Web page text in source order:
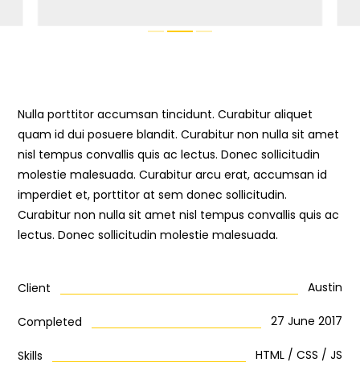
Nulla porttitor accumsan tincidunt. Curabitur aliquet
quam id dui posuere blandit. Curabitur non nulla sit amet
nisl tempus convallis quis ac lectus. Donec sollicitudin
molestie malesuada. Curabitur arcu erat, accumsan id
imperdiet et, porttitor at sem donec sollicitudin.
Curabitur non nulla sit amet nisl tempus convallis quis ac
lectus. Donec sollicitudin molestie malesuada.
Client Austin
Completed 27 June 2017
Skills HTML / CSS / JS